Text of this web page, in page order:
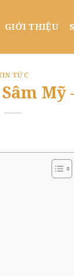
GIỚI THIỆU
TỨC